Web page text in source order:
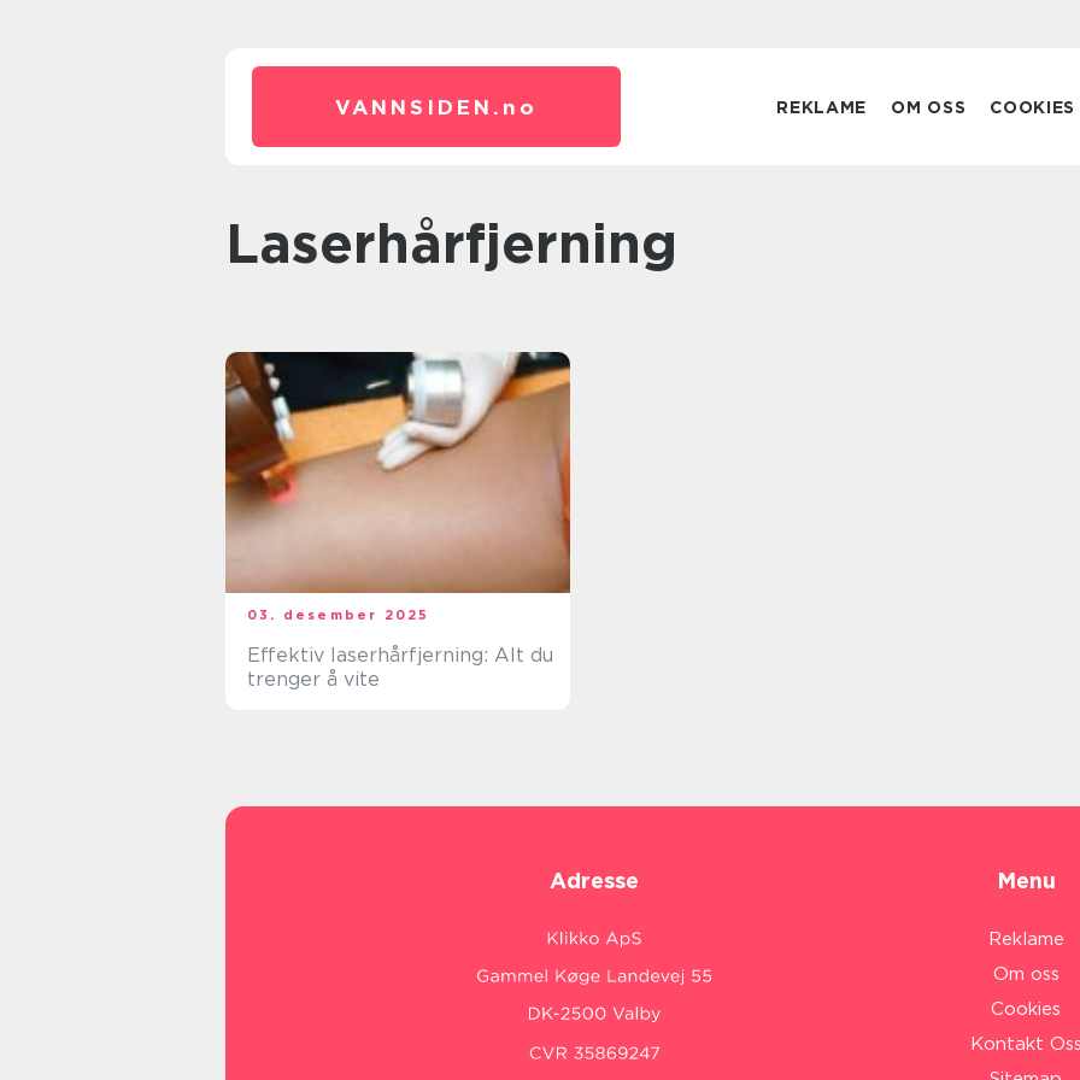
VANNSIDEN. no REKLAME OM OSS COOKIES
Laserhårfjerning
03. desember 2025
Effektiv laserhårfjerning: Alt du
trenger å vite
Adresse Menu
Reklame
Om oss
Cookies
Kontakt